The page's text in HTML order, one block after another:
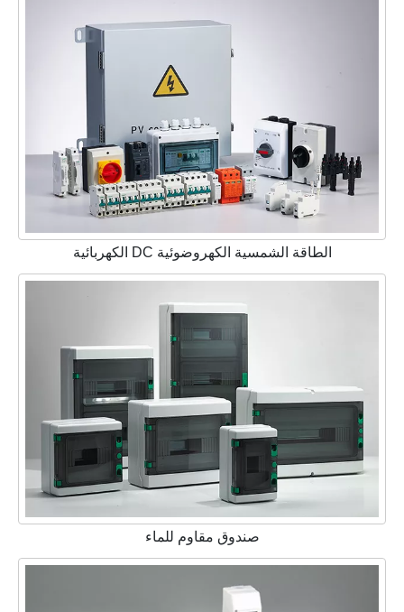
الطاقة الشمسية الكهروضوئية DC الكهربائية
صندوق مقاوم للماء